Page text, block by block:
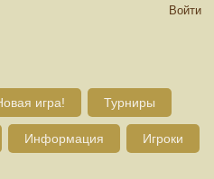
Войти
игра! Турниры
Информация Игроки